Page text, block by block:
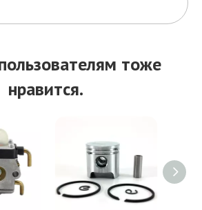
тоже
нравится.